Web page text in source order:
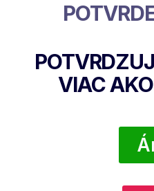
63.04
VIAC AKO